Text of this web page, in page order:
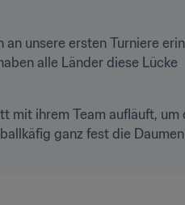
unsere ersten Turniere
alle Länder diese Lücke
mit ihrem Team aufläuft, um
ganz fest die